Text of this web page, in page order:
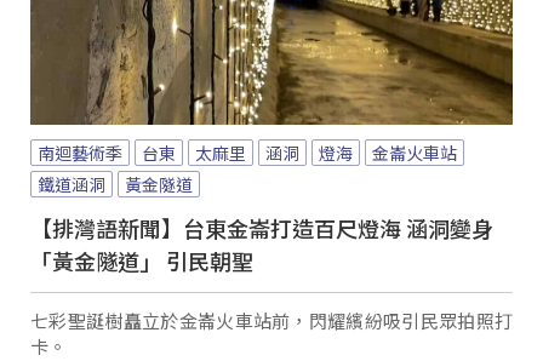
南迴藝術季 台東 太麻里 涵洞 燈海
金崙火車站
鐵道涵洞
黃金隧道
【排灣語新聞】台東金崙打造百尺燈海 涵洞變身
「黃金隧道」 引民朝聖
七彩聖誕樹矗立於金崙火車站前，閃耀繽紛吸引民眾拍照打
卡。